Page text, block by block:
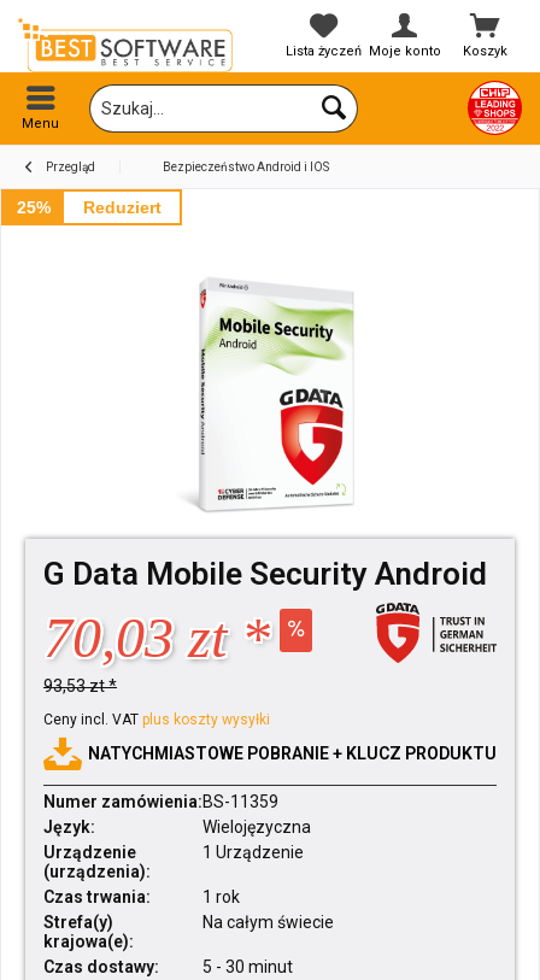
Koszyk
Lista życzeń Moje konto
Menu
Przegląd Bezpieczeństwo Android i IOS
25% Reduziert
G Data Mobile Security Android
70,03 zt *
93,53 zt *
Ceny incl. VAT plus koszty wysyłki
NATYCHMIASTOWE POBRANIE + KLUCZ PRODUKTU
Numer zamówienia:BS-11359
Język:
Wielojęzyczna
Urządzenie
(urządzenia):
1 Urządzenie
Czas trwania:
1 rok
Strefa(y)
krajowa(e):
Na całym świecie
Czas dostawy: 5 - 30 minut